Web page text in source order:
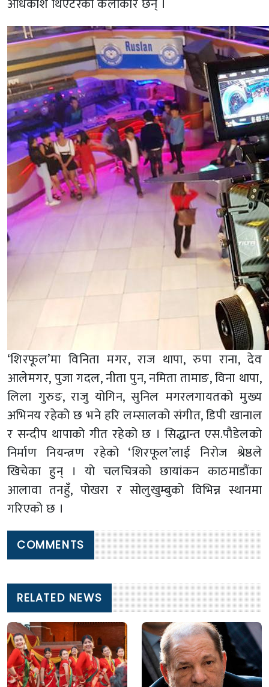
‘शिरफूल’मा विनिता मगर, राज थापा, रुपा राना, देव
आलेमगर, पुजा गदल, नीता पुन, नमिता तामाङ, विना थापा,
लिला गुरुङ, राजु योगिन, सुनिल मगरलगायतको मुख्य
अभिनय रहेको छ भने हरि लम्सालको संगीत, डिपी खानाल
र सन्दीप थापाको गीत रहेको छ । सिद्धान्त एस.पौडेलको
निर्माण नियन्त्रण रहेको ‘शिरफूल’लाई निरोज श्रेष्ठले
खिचेका हुन् । यो चलचित्रको छायांकन काठमाडौंका
आलावा तनहुँ, पोखरा र सोलुखुम्बुको विभिन्न स्थानमा
गरिएको छ ।
COMMENTS
RELATED NEWS